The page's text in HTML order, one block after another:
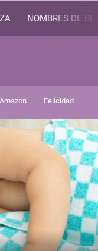
NOMBRES DE
Amazon Felicidad